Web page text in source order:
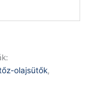
olajsütők,